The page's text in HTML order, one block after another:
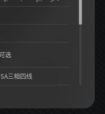
选
三相四线
25℃（电源部分）